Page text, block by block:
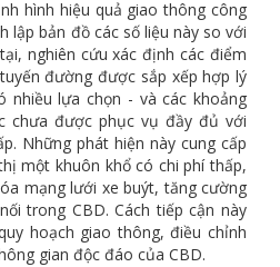
hình hiệu quả giao thông công
lập bản đồ các số liệu này so với
nghiên cứu xác định các điểm
đường được sắp xếp hợp lý
nhiều lựa chọn - và các khoảng
chưa được phục vụ đầy đủ với
Những phát hiện này cung cấp
một khuôn khổ có chi phí thấp,
mạng lưới xe buýt, tăng cường
trong CBD. Cách tiếp cận này
hoạch giao thông, điều chỉnh
gian độc đáo của CBD.